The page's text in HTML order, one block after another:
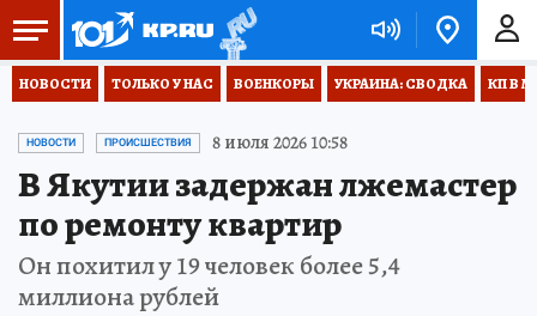
НОВОСТИ ТОЛЬКО У НАС ВОЕНКОРЫ УКРАИНА: СВОДКА КП В
НОВОСТИ ПРОИСШЕСТВИЯ 8 июля 2026 10:58
В Якутии задержан лжемастер
по ремонту квартир
Он похитил у 19 человек более 5,4
миллиона рублей